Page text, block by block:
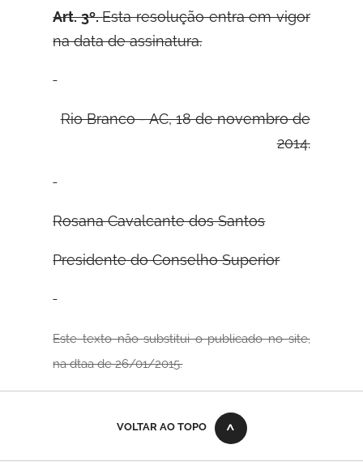
Art. 3º.Esta resolução entra em vigor
na data de assinatura.
Rio Branco - AC, 18 de novembro de
2014.
Rosana Cavalcante dos Santos
Presidente do Conselho Superior
Este texto não substitui o publicado no site,
na dtaa de 26/01/2015.
VOLTAR AO TOPO